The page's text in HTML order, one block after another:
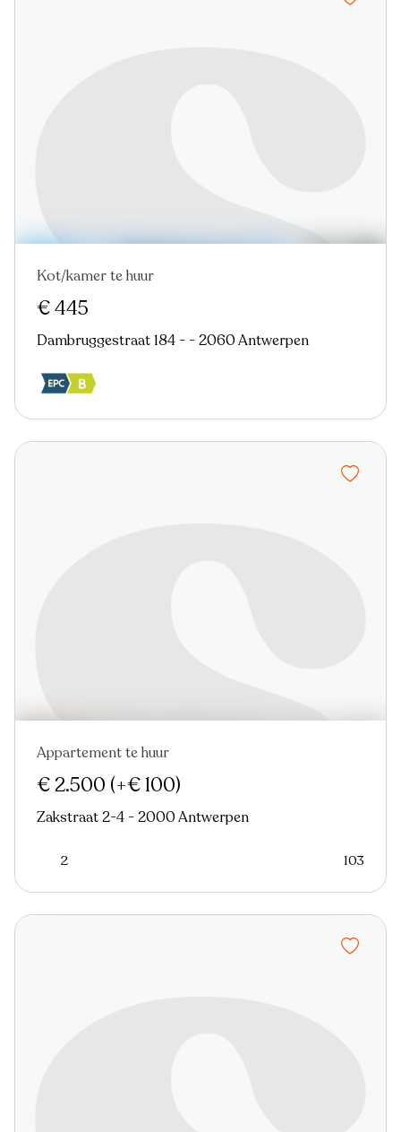
Nieuw
Kot/kamer te huur
€ 445
Dambruggestraat 184 - - 2060 Antwerpen
Nieuw Virtual tour
Appartement te huur
€ 2.500 (+€ 100)
Zakstraat 2-4 - 2000 Antwerpen
2 103